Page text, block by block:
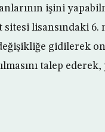
işini
lisansındaki 6.
gidilerek
talep